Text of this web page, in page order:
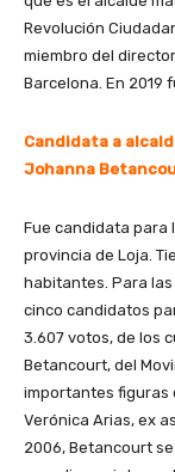
Revolución
miembro del
Barcelona. En 2019
Candidata a
Johanna
Fue candidata para
provincia de Loja.
habitantes. Para
cinco candidatos
3.607 votos, de los
Betancourt, del
importantes figuras
Verónica Arias, ex
2006, Betancourt